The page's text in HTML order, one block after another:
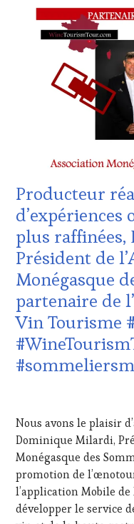
CHALLENGE
HORS
ZONE
,
DOMAINE
VITICOLE,
ADHÉRENT,
VIN
TOURISME,
EDITION
LES
DU
VIN
ET
DE
LA
INVITATIONS
&
DÉGUSTATIONS,
WINE
TASTING,
MASTERCLASS ,
MÉDIAS,
Producteur
plus
Président de
Monégasque
partenaire de
Vin Tourisme
2023
Nous avons le plaisir
Dominique Milardi,
Monégasque des
promotion de
l’application Mobile
développer le service